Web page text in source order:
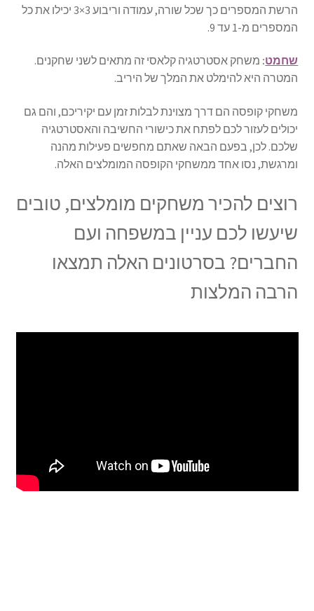
הרשת המספרים כך שכל שורה, עמודה וריבוע 3×3 יכילו את כל
המספרים מ-1 עד 9.
שחמט: משחק אסטרטגיה קלאסי זה מתאים לשני שחקנים.
המטרה היא להימלט את המלך של היריב.
משחקי קופסה הם דרך מצוינת לבלות זמן עם יקיריכם, והם גם
יכולים לעזור לכם לפתח את כישורי החשיבה והאסטרטגיה
שלכם. לכן, בפעם הבאה שאתם מחפשים פעילות מהנה
ומרגשת, נסו אחד ממשחקי הקופסה המומלצים האלה.
רוצים להכיר משחקים מומלצים, טובים
שיעשו לכם עניין במשפחה ועם
החברים? בסרטונים האלה תמצאו
הרבה המלצות